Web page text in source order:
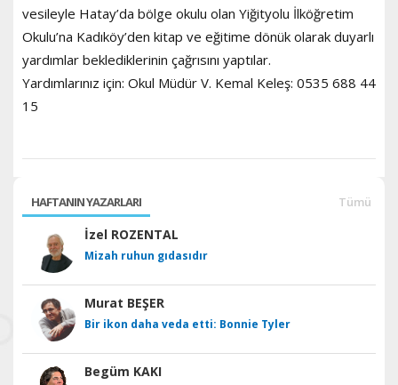
vesileyle Hatay’da bölge okulu olan Yiğityolu İlköğretim
Okulu’na Kadıköy’den kitap ve eğitime dönük olarak duyarlı
yardımlar beklediklerinin çağrısını yaptılar.
Yardımlarınız için: Okul Müdür V. Kemal Keleş: 0535 688 44
15
HAFTANIN YAZARLARI Tümü
İzel ROZENTAL
Mizah ruhun gıdasıdır
Murat BEŞER
Bir ikon daha veda etti: Bonnie Tyler
Begüm KAKI